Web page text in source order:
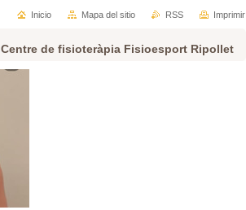
Centre de fisioteràpia Fisioesport Ripollet
Inicio Mapa del sitio RSS Imprimir